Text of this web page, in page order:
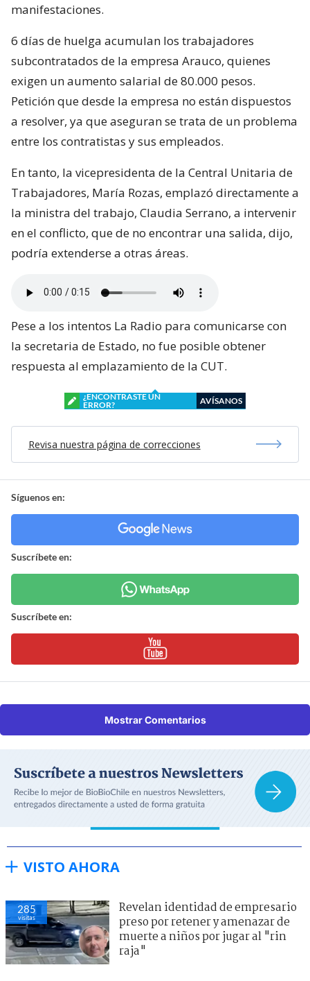
manifestaciones.
6 días de huelga acumulan los trabajadores
subcontratados de la empresa Arauco, quienes
exigen un aumento salarial de 80.000 pesos.
Petición que desde la empresa no están dispuestos
a resolver, ya que aseguran se trata de un problema
entre los contratistas y sus empleados.
En tanto, la vicepresidenta de la Central Unitaria de
Trabajadores, María Rozas, emplazó directamente a
la ministra del trabajo, Claudia Serrano, a intervenir
en el conflicto, que de no encontrar una salida, dijo,
podría extenderse a otras áreas.
Pese a los intentos La Radio para comunicarse con
la secretaria de Estado, no fue posible obtener
respuesta al emplazamiento de la CUT.
¿ENCONTRASTE UN
ERROR?
AVÍSANOS
Revisa nuestra página de correcciones
Síguenos en:
Suscríbete en:
Suscríbete en:
Mostrar Comentarios
VISTO AHORA
285
visitas
Revelan identidad de empresario
preso por retener y amenazar de
muerte a niños por jugar al "rin
raja"